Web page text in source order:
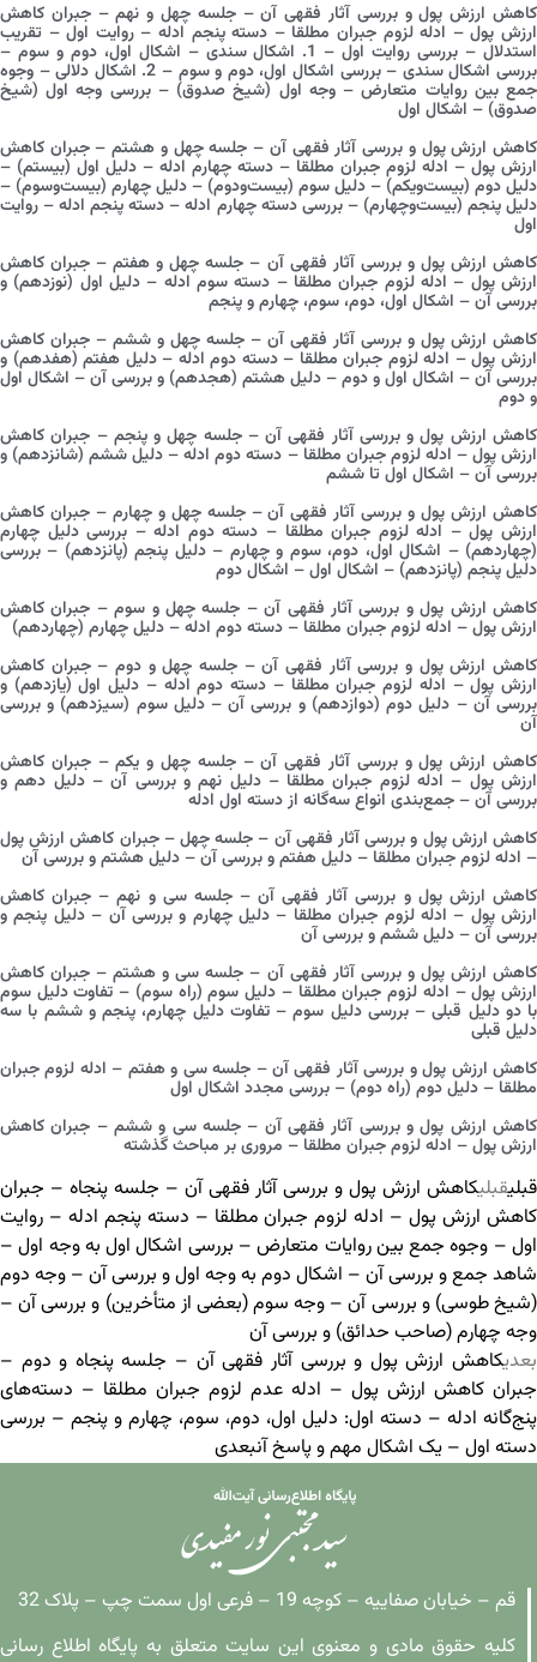
کاهش ارزش پول و بررسی آثار فقهی آن – جلسه چهل و نهم – جبران کاهش
ارزش پول – ادله لزوم جبران مطلقا – دسته پنجم ادله – روایت اول – تقریب
استدلال – بررسی روایت اول – 1. اشکال سندی – اشکال اول، دوم و سوم –
بررسی اشکال سندی – بررسی اشکال اول، دوم و سوم – 2. اشکال دلالی – وجوه
جمع بین روایات متعارض – وجه اول (شیخ صدوق) – بررسی وجه اول (شیخ
صدوق) – اشکال اول
کاهش ارزش پول و بررسی آثار فقهی آن – جلسه چهل و هشتم – جبران کاهش
ارزش پول – ادله لزوم جبران مطلقا – دسته چهارم ادله – دلیل اول (بیستم) –
دلیل دوم (بیست‌ویکم) – دلیل سوم (بیست‌ودوم) – دلیل چهارم (بیست‌وسوم) –
دلیل پنجم (بیست‌وچهارم) – بررسی دسته چهارم ادله – دسته پنجم ادله – روایت
اول
کاهش ارزش پول و بررسی آثار فقهی آن – جلسه چهل و هفتم – جبران کاهش
ارزش پول – ادله لزوم جبران مطلقا – دسته سوم ادله – دلیل اول (نوزدهم) و
بررسی آن – اشکال اول، دوم، سوم، چهارم و پنجم
کاهش ارزش پول و بررسی آثار فقهی آن – جلسه چهل و ششم – جبران کاهش
ارزش پول – ادله لزوم جبران مطلقا – دسته دوم ادله – دلیل هفتم (هفدهم) و
بررسی آن – اشکال اول و دوم – دلیل هشتم (هجدهم) و بررسی آن – اشکال اول
و دوم
کاهش ارزش پول و بررسی آثار فقهی آن – جلسه چهل و پنجم – جبران کاهش
ارزش پول – ادله لزوم جبران مطلقا – دسته دوم ادله – دلیل ششم (شانزدهم) و
بررسی آن – اشکال اول تا ششم
کاهش ارزش پول و بررسی آثار فقهی آن – جلسه چهل و چهارم – جبران کاهش
ارزش پول – ادله لزوم جبران مطلقا – دسته دوم ادله – بررسی دلیل چهارم
(چهاردهم) – اشکال اول، دوم، سوم و چهارم – دلیل پنجم (پانزدهم) – بررسی
دلیل پنجم (پانزدهم) – اشکال اول – اشکال دوم
کاهش ارزش پول و بررسی آثار فقهی آن – جلسه چهل و سوم – جبران کاهش
ارزش پول – ادله لزوم جبران مطلقا – دسته دوم ادله – دلیل چهارم (چهاردهم)
کاهش ارزش پول و بررسی آثار فقهی آن – جلسه چهل و دوم – جبران کاهش
ارزش پول – ادله لزوم جبران مطلقا – دسته دوم ادله – دلیل اول (یازدهم) و
بررسی آن – دلیل دوم (دوازدهم) و بررسی آن – دلیل سوم (سیزدهم) و بررسی
آن
کاهش ارزش پول و بررسی آثار فقهی آن – جلسه چهل و یکم – جبران کاهش
ارزش پول – ادله لزوم جبران مطلقا – دلیل نهم و بررسی آن – دلیل دهم و
بررسی آن – جمع‌بندی انواع سه‌گانه از دسته اول ادله
کاهش ارزش پول و بررسی آثار فقهی آن – جلسه چهل – جبران کاهش ارزش پول
– ادله لزوم جبران مطلقا – دلیل هفتم و بررسی آن – دلیل هشتم و بررسی آن
کاهش ارزش پول و بررسی آثار فقهی آن – جلسه سی و نهم – جبران کاهش
ارزش پول – ادله لزوم جبران مطلقا – دلیل چهارم و بررسی آن – دلیل پنجم و
بررسی آن – دلیل ششم و بررسی آن
کاهش ارزش پول و بررسی آثار فقهی آن – جلسه سی و هشتم – جبران کاهش
ارزش پول – ادله لزوم جبران مطلقا – دلیل سوم (راه سوم) – تفاوت دلیل سوم
با دو دلیل قبلی – بررسی دلیل سوم – تفاوت دلیل چهارم، پنجم و ششم با سه
دلیل قبلی
کاهش ارزش پول و بررسی آثار فقهی آن – جلسه سی و هفتم – ادله لزوم جبران
مطلقا – دلیل دوم (راه دوم) – بررسی مجدد اشکال اول
کاهش ارزش پول و بررسی آثار فقهی آن – جلسه سی و ششم – جبران کاهش
ارزش پول – ادله لزوم جبران مطلقا – مروری بر مباحث گذشته
قبلیقبلیکاهش ارزش پول و بررسی آثار فقهی آن – جلسه پنجاه – جبران
کاهش ارزش پول – ادله لزوم جبران مطلقا – دسته پنجم ادله – روایت
اول – وجوه جمع بین روایات متعارض – بررسی اشکال اول به وجه اول –
شاهد جمع و بررسی آن – اشکال دوم به وجه اول و بررسی آن – وجه دوم
(شیخ طوسی) و بررسی آن – وجه سوم (بعضی از متأخرین) و بررسی آن –
وجه چهارم (صاحب حدائق) و بررسی آن
بعدیکاهش ارزش پول و بررسی آثار فقهی آن – جلسه پنجاه و دوم –
جبران کاهش ارزش پول – ادله عدم لزوم جبران مطلقا – دسته‌های
پنج‌گانه ادله – دسته اول: دلیل اول، دوم، سوم، چهارم و پنجم – بررسی
دسته اول – یک اشکال مهم و پاسخ آنبعدی
قم – خیابان صفاییه – کوچه 19 – فرعی اول سمت چپ – پلاک 32
کلیه حقوق مادی و معنوی این سایت متعلق به پایگاه اطلاع رسانی